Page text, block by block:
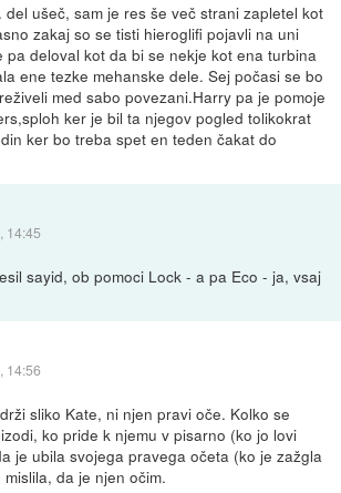
del ušeč, sam je res še več strani zapletel kot
zakaj so se tisti hieroglifi pojavli na uni
pa deloval kot da bi se nekje kot ena turbina
ene tezke mehanske dele. Sej počasi se bo
med sabo povezani.Harry pa je pomoje
ker je bil ta njegov pogled tolikokrat
ker bo treba spet en teden čakat do
14:45
sayid, ob pomoci Lock - a pa Eco - ja, vsaj
14:56
sliko Kate, ni njen pravi oče. Kolko se
ko pride k njemu v pisarno (ko jo lovi
je ubila svojega pravega očeta (ko je zažgla
da je njen očim.